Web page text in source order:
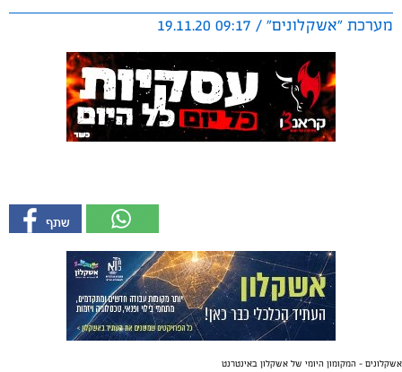
מערכת "אשקלונים" / 09:17 19.11.20
אשקלונים - המקומון היומי של אשקלון באינטרנט